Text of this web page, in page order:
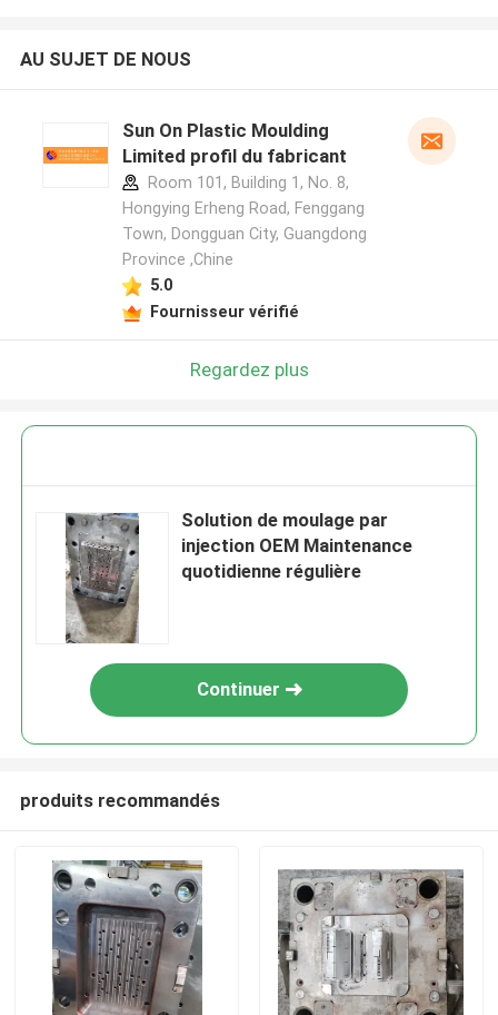
AU SUJET DE NOUS
Sun On Plastic Moulding
Limited profil du fabricant
Room 101, Building 1, No. 8,
Hongying Erheng Road, Fenggang
Town, Dongguan City, Guangdong
Province ,Chine
5.0
Fournisseur vérifié
Regardez plus
Solution de moulage par
injection OEM Maintenance
quotidienne régulière
Continuer
produits recommandés